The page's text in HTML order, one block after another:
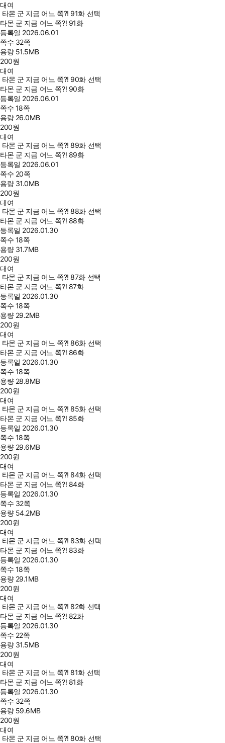
대여
타몬 군 지금 어느 쪽?! 91화 선택
타몬 군 지금 어느 쪽?! 91화
등록일 2026.06.01
쪽수 32쪽
용량 51.5MB
200원
대여
타몬 군 지금 어느 쪽?! 90화 선택
타몬 군 지금 어느 쪽?! 90화
등록일 2026.06.01
쪽수 18쪽
용량 26.0MB
200원
대여
타몬 군 지금 어느 쪽?! 89화 선택
타몬 군 지금 어느 쪽?! 89화
등록일 2026.06.01
쪽수 20쪽
용량 31.0MB
200원
대여
타몬 군 지금 어느 쪽?! 88화 선택
타몬 군 지금 어느 쪽?! 88화
등록일 2026.01.30
쪽수 18쪽
용량 31.7MB
200원
대여
타몬 군 지금 어느 쪽?! 87화 선택
타몬 군 지금 어느 쪽?! 87화
등록일 2026.01.30
쪽수 18쪽
용량 29.2MB
200원
대여
타몬 군 지금 어느 쪽?! 86화 선택
타몬 군 지금 어느 쪽?! 86화
등록일 2026.01.30
쪽수 18쪽
용량 28.8MB
200원
대여
타몬 군 지금 어느 쪽?! 85화 선택
타몬 군 지금 어느 쪽?! 85화
등록일 2026.01.30
쪽수 18쪽
용량 29.6MB
200원
대여
타몬 군 지금 어느 쪽?! 84화 선택
타몬 군 지금 어느 쪽?! 84화
등록일 2026.01.30
쪽수 32쪽
용량 54.2MB
200원
대여
타몬 군 지금 어느 쪽?! 83화 선택
타몬 군 지금 어느 쪽?! 83화
등록일 2026.01.30
쪽수 18쪽
용량 29.1MB
200원
대여
타몬 군 지금 어느 쪽?! 82화 선택
타몬 군 지금 어느 쪽?! 82화
등록일 2026.01.30
쪽수 22쪽
용량 31.5MB
200원
대여
타몬 군 지금 어느 쪽?! 81화 선택
타몬 군 지금 어느 쪽?! 81화
등록일 2026.01.30
쪽수 32쪽
용량 59.6MB
200원
대여
타몬 군 지금 어느 쪽?! 80화 선택